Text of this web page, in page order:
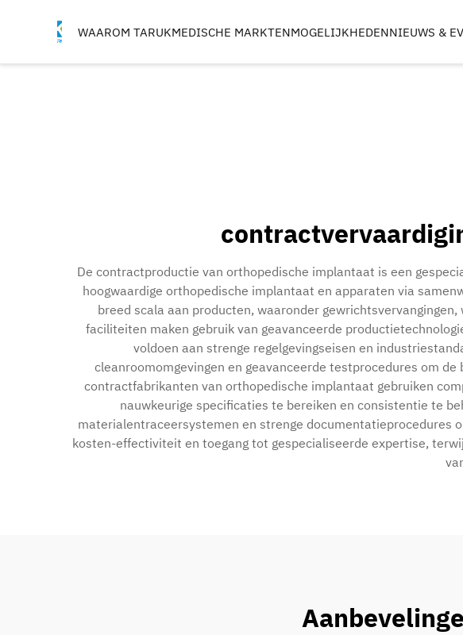
WAAROM TARUKMEDISCHE MARKTEN
BOORHULPSTUKKEN
MOGELIJKHEDENNIEUWS &
De contractproductie van orthopedische implantaat is een
hoogwaardige orthopedische implantaat en apparaten via
breed scala aan producten, waaronder
faciliteiten maken gebruik van geavanceerde
voldoen aan strenge regelgevingseisen en
cleanroomomgevingen en geavanceerde testprocedures om
contractfabrikanten van orthopedische implantaat gebruiken
nauwkeurige specificaties te bereiken en consistentie te
materialentraceersystemen en strenge documentatieprocedures
kosten-effectiviteit en toegang tot gespecialiseerde expertise,